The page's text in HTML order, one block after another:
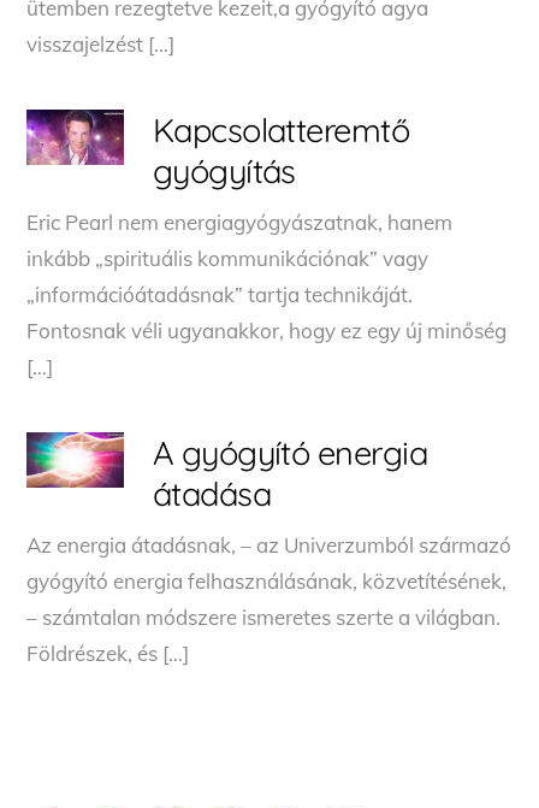
ütemben rezegtetve kezeit,a gyógyító agya
visszajelzést […]
Kapcsolatteremtő
gyógyítás
Eric Pearl nem energiagyógyászatnak, hanem
inkább „spirituális kommunikációnak” vagy
„információátadásnak” tartja technikáját.
Fontosnak véli ugyanakkor, hogy ez egy új minőség
[…]
A gyógyító energia
átadása
Az energia átadásnak, – az Univerzumból származó
gyógyító energia felhasználásának, közvetítésének,
– számtalan módszere ismeretes szerte a világban.
Földrészek, és […]